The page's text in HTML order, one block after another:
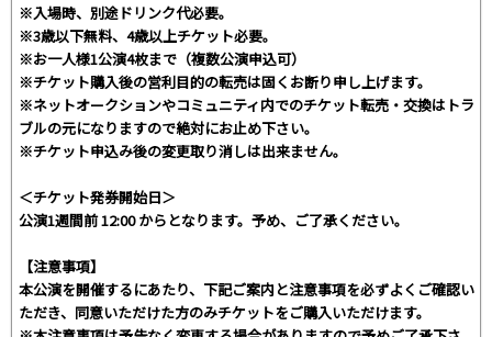
※入場時、別途ドリンク代必要。
※3歳以下無料、4歳以上チケット必要。
※お一人様1公演4枚まで（複数公演申込可）
※チケット購入後の営利目的の転売は固くお断り申し上げます。
※ネットオークションやコミュニティ内でのチケット転売・交換はトラ
ブルの元になりますので絶対にお止め下さい。
※チケット申込み後の変更取り消しは出来ません。
＜チケット発券開始日＞
公演1週間前 12:00 からとなります。予め、ご了承ください。
【注意事項】
本公演を開催するにあたり、下記ご案内と注意事項を必ずよくご確認い
ただき、同意いただけた方のみチケットをご購入いただけます。